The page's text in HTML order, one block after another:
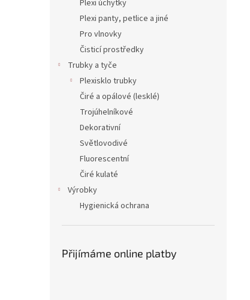
Plexi úchytky
Plexi panty, petlice a jiné
Pro vlnovky
Čisticí prostředky
Trubky a tyče
Plexisklo trubky
Čiré a opálové (lesklé)
Trojúhelníkové
Dekorativní
Světlovodivé
Fluorescentní
Čiré kulaté
Výrobky
Hygienická ochrana
Přijímáme online platby